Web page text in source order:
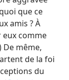
que ce
amis ? À
eux comme
De même,
de la foi
du